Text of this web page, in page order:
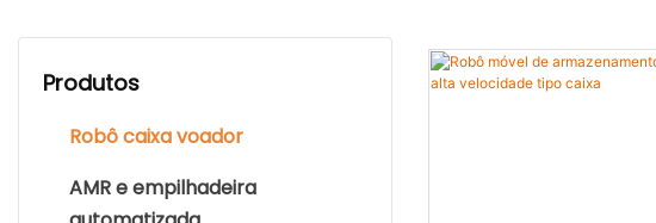
Produtos
Robô caixa voador
AMR e empilhadeira